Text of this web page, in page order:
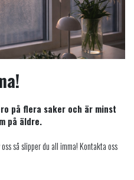
på flera saker och är minst
på äldre.
så slipper du all imma! Kontakta oss